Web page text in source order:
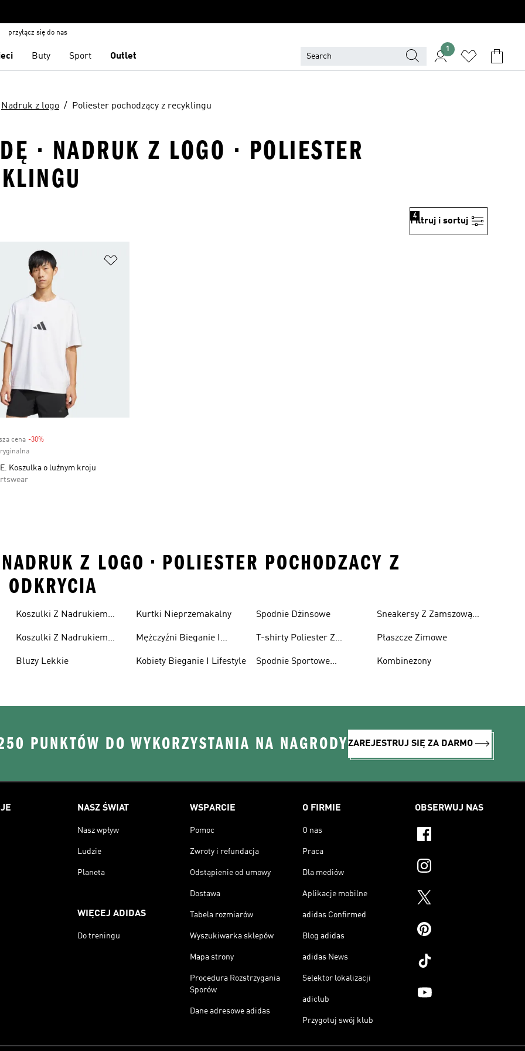
przyłącz się do nas
Buty Sport Outlet
1
Nadruk z logo Poliester pochodzący z recyklingu
· NADRUK Z LOGO · POLIESTER
Filtruj i sortuj
4
cena -30%Discount
Koszulka o luźnym kroju
Z LOGO • POLIESTER POCHODZACY Z
Koszulki Z Nadrukiem
Koszulki Z Nadrukiem
Bluzy Lekkie
Kurtki Nieprzemakalny
Mężczyźni Bieganie I
Kobiety Bieganie I Lifestyle
Spodnie Dżinsowe
T-shirty Poliester Z
Spodnie Sportowe
Sneakersy Z Zamszową
Płaszcze Zimowe
Kombinezony
PUNKTÓW DO WYKORZYSTANIA NA NAGRODYZAREJESTRUJ SIĘ ZA DARMO
NASZ ŚWIAT
Nasz wpływ
Ludzie
Planeta
WIĘCEJ ADIDAS
Do treningu
WSPARCIE
Pomoc
Zwroty i refundacja
Odstąpienie od umowy
Dostawa
Tabela rozmiarów
Wyszukiwarka sklepów
Mapa strony
Procedura Rozstrzygania
Sporów
Dane adresowe adidas
O FIRMIE
O nas
Praca
Dla mediów
Aplikacje mobilne
adidas Confirmed
Blog adidas
adidas News
Selektor lokalizacji
adiclub
Przygotuj swój klub
OBSERWUJ NAS